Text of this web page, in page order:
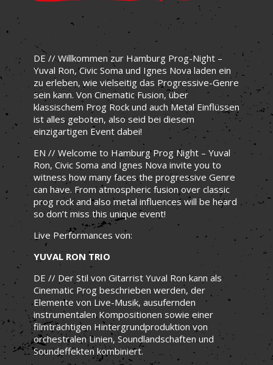
DE // Willkommen zur Hamburg Prog-Night –
Yuval Ron, Civic Soma und Ignes Nova laden ein
zu erleben, wie vielseitig das Progressive-Genre
sein kann. Von Cinematic Fusion, über
klassischem Prog Rock und auch Metal Einflüssen
ist alles geboten, also seid bei diesem
einzigartigen Event dabei!
EN // Welcome to Hamburg Prog Night – Yuval
Ron, Civic Soma and Ignes Nova invite you to
witness how many faces the progressive Genre
can have. From atmospheric fusion over classic
prog rock and also metal influences will be heard
so don’t miss this unique event!
Live Performances von:
YUVAL RON TRIO
DE // Der Stil von Gitarrist Yuval Ron kann als
Cinematic Prog beschrieben werden, der
Elemente von Live-Musik, ausufernden
instrumentalen Kompositionen sowie einer
filmträchtigen Hintergrundproduktion von
orchestralen Linien, Soundlandschaften und
Soundeffekten kombiniert.